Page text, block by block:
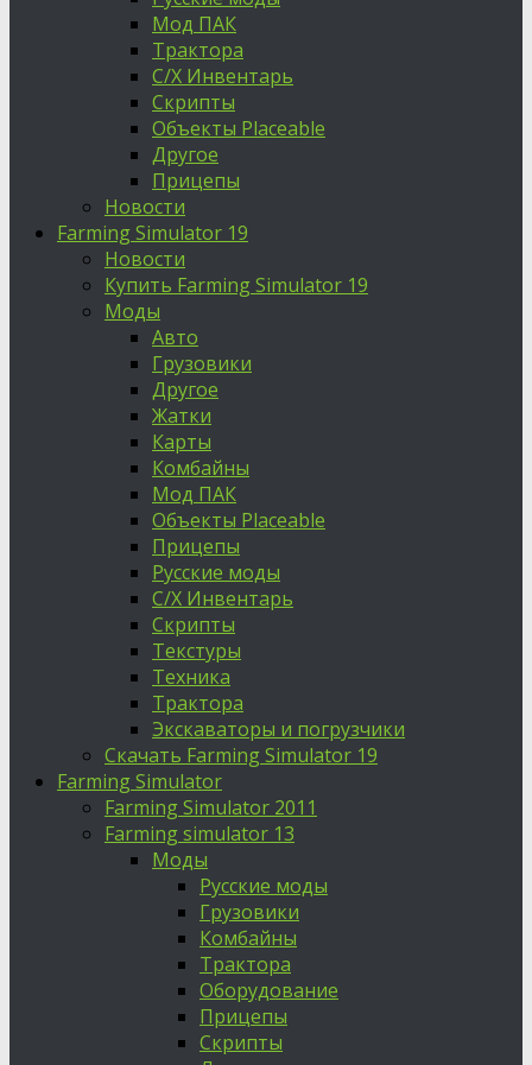
Мод ПАК
Трактора
С/Х Инвентарь
Скрипты
Объекты Placeable
Другое
Прицепы
Новости
Farming Simulator 19
Новости
Купить Farming Simulator 19
Моды
Авто
Грузовики
Другое
Жатки
Карты
Комбайны
Мод ПАК
Объекты Placeable
Прицепы
Русские моды
С/Х Инвентарь
Скрипты
Текстуры
Техника
Трактора
Экскаваторы и погрузчики
Скачать Farming Simulator 19
Farming Simulator
Farming Simulator 2011
Farming simulator 13
Моды
Русские моды
Грузовики
Комбайны
Трактора
Оборудование
Прицепы
Скрипты